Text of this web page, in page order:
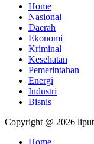
Home
Nasional
Daerah
Ekonomi
Kriminal
Kesehatan
Pemerintahan
Energi
Industri
Bisnis
Copyright @ 2026
Home